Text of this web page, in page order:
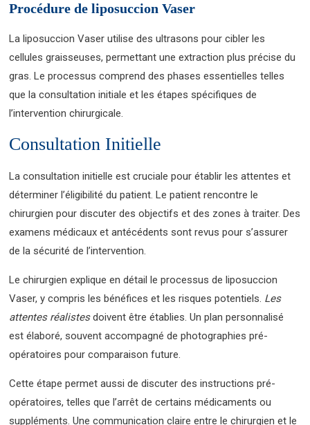
Procédure de liposuccion Vaser
La liposuccion Vaser utilise des ultrasons pour cibler les
cellules graisseuses, permettant une extraction plus précise du
gras. Le processus comprend des phases essentielles telles
que la consultation initiale et les étapes spécifiques de
l’intervention chirurgicale.
Consultation Initielle
La consultation initielle est cruciale pour établir les attentes et
déterminer l’éligibilité du patient. Le patient rencontre le
chirurgien pour discuter des objectifs et des zones à traiter. Des
examens médicaux et antécédents sont revus pour s’assurer
de la sécurité de l’intervention.
Le chirurgien explique en détail le processus de liposuccion
Vaser, y compris les bénéfices et les risques potentiels. Les
attentes réalistesdoivent être établies. Un plan personnalisé
est élaboré, souvent accompagné de photographies pré-
opératoires pour comparaison future.
Cette étape permet aussi de discuter des instructions pré-
opératoires, telles que l’arrêt de certains médicaments ou
suppléments. Une communication claire entre le chirurgien et le